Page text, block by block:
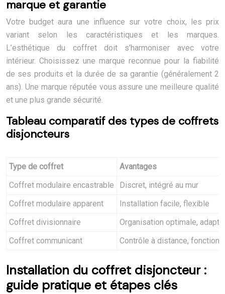
marque et garantie
Votre budget aura une influence sur votre choix, les prix
variant selon les caractéristiques et les marques.
L’esthétique du coffret doit s’harmoniser avec votre
intérieur. Choisissez une marque reconnue pour la fiabilité
de ses produits et la durée de sa garantie (généralement 2
ans). Une marque réputée vous assure une meilleure qualité
et une plus grande sécurité.
Tableau comparatif des types de coffrets
disjoncteurs
Type de coffret
Avantages
Coffret modulaire encastrable
Discret, intégré au mur
Coffret modulaire apparent
Installation facile, flexible
Coffret divisionnaire
Organisation optimale,
Coffret communicant
Contrôle à distance,
Installation du coffret disjoncteur :
guide pratique et étapes clés